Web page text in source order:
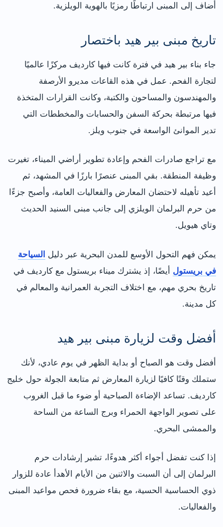
أضاف إلى المبنى ارتباطًا رمزيًا بالهوية الويلزية.
تاريخ مبنى بير هيد باختصار
جاء بناء بير هيد في فترة كانت فيها كارديف مركزًا عالميًا
لتجارة الفحم. عمل في هذه القاعات مديرو الأرصفة
والمهندسون والمساحون والكتبة، وكانت القرارات المتخذة
فيها مرتبطة بحركة السفن والحسابات والمخططات التي
تدير الموانئ الواسعة في جنوب ويلز.
مع تراجع صادرات الفحم وإعادة تطوير أراضي الميناء، تغيرت
وظيفة المنطقة. بقي المبنى عنصرًا بارزًا في المشهد، ثم
أعيد تأهيله لاحتضان المعارض والفعاليات العامة، وأصبح جزءًا
من حرم البرلمان الويلزي إلى جانب مبنى السنيد الحديث
وتاي هيويل.
يمكن فهم التحول الأوسع للمدن البحرية عبر دليل السياحة
في بريستول أيضًا، إذ يشترك ميناء بريستول مع كارديف في
تاريخ بحري مهم، مع اختلاف التجربة العمرانية والمعالم في
كل مدينة.
أفضل وقت لزيارة مبنى بير هيد
أفضل وقت هو الصباح أو بداية الظهر في يوم عادي، لأنك
ستملك وقتًا كافيًا لزيارة المعارض ثم متابعة الجولة حول خليج
كارديف. تساعد الإضاءة الصباحية أو ضوء ما قبل الغروب
على تصوير الواجهة الحمراء وبرج الساعة من الساحة
والممشى البحري.
إذا كنت تفضل أجواء أكثر هدوءًا، تشير إرشادات حرم
البرلمان إلى أن السبت والاثنين من الأيام الأهدأ عادة للزوار
ذوي الحساسية الحسية، مع بقاء ضرورة فحص مواعيد المبنى
والفعاليات.